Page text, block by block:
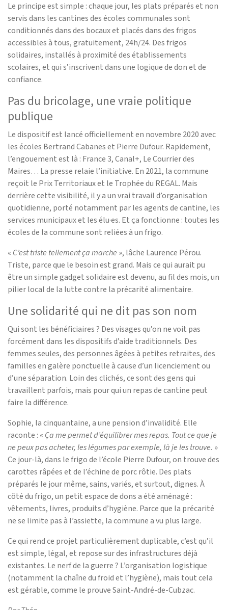
Le principe est simple : chaque jour, les plats préparés et non
servis dans les cantines des écoles communales sont
conditionnés dans des bocaux et placés dans des frigos
accessibles à tous, gratuitement, 24h/24. Des frigos
solidaires, installés à proximité des établissements
scolaires, et qui s’inscrivent dans une logique de don et de
confiance.
Pas du bricolage, une vraie politique
publique
Le dispositif est lancé officiellement en novembre 2020 avec
les écoles Bertrand Cabanes et Pierre Dufour. Rapidement,
l’engouement est là : France 3, Canal+, Le Courrier des
Maires… La presse relaie l’initiative. En 2021, la commune
reçoit le Prix Territoriaux et le Trophée du REGAL. Mais
derrière cette visibilité, il y a un vrai travail d’organisation
quotidienne, porté notamment par les agents de cantine, les
services municipaux et les élu·es. Et ça fonctionne : toutes les
écoles de la commune sont reliées à un frigo.
« C’est triste tellement ça marche », lâche Laurence Pérou.
Triste, parce que le besoin est grand. Mais ce qui aurait pu
être un simple gadget solidaire est devenu, au fil des mois, un
pilier local de la lutte contre la précarité alimentaire.
Une solidarité qui ne dit pas son nom
Qui sont les bénéficiaires ? Des visages qu’on ne voit pas
forcément dans les dispositifs d’aide traditionnels. Des
femmes seules, des personnes âgées à petites retraites, des
familles en galère ponctuelle à cause d’un licenciement ou
d’une séparation. Loin des clichés, ce sont des gens qui
travaillent parfois, mais pour qui un repas de cantine peut
faire la différence.
Sophie, la cinquantaine, a une pension d’invalidité. Elle
raconte : « Ça me permet d’équilibrer mes repas. Tout ce que je
ne peux pas acheter, les légumes par exemple, là je les trouve. »
Ce jour-là, dans le frigo de l’école Pierre Dufour, on trouve des
carottes râpées et de l’échine de porc rôtie. Des plats
préparés le jour même, sains, variés, et surtout, dignes. À
côté du frigo, un petit espace de dons a été aménagé :
vêtements, livres, produits d’hygiène. Parce que la précarité
ne se limite pas à l’assiette, la commune a vu plus large.
Ce qui rend ce projet particulièrement duplicable, c’est qu’il
est simple, légal, et repose sur des infrastructures déjà
existantes. Le nerf de la guerre ? L’organisation logistique
(notamment la chaîne du froid et l’hygiène), mais tout cela
est gérable, comme le prouve Saint-André-de-Cubzac.